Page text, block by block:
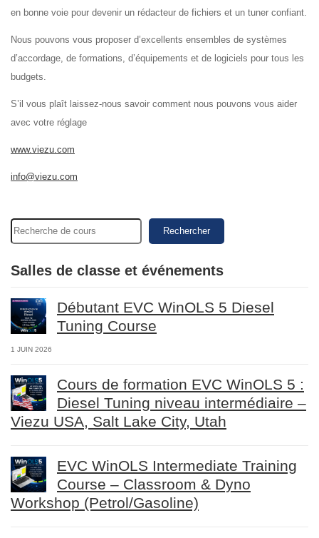
en bonne voie pour devenir un rédacteur de fichiers et un tuner confiant.
Nous pouvons vous proposer d’excellents ensembles de systèmes
d’accordage, de formations, d’équipements et de logiciels pour tous les
budgets.
S’il vous plaît laissez-nous savoir comment nous pouvons vous aider
avec votre réglage
www.viezu.com
info@viezu.com
Rechercher
Salles de classe et événements
Débutant EVC WinOLS 5 Diesel
Tuning Course
1 JUIN 2026
Cours de formation EVC WinOLS 5 :
Diesel Tuning niveau intermédiaire –
Viezu USA, Salt Lake City, Utah
EVC WinOLS Intermediate Training
Course – Classroom & Dyno
Workshop (Petrol/Gasoline)